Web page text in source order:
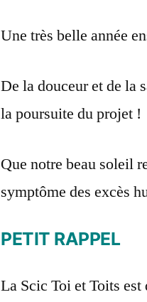
Une très belle année
De la douceur et de la
la poursuite du projet !
Que notre beau soleil
symptôme des excès
PETIT RAPPEL
La Scic Toi et Toits